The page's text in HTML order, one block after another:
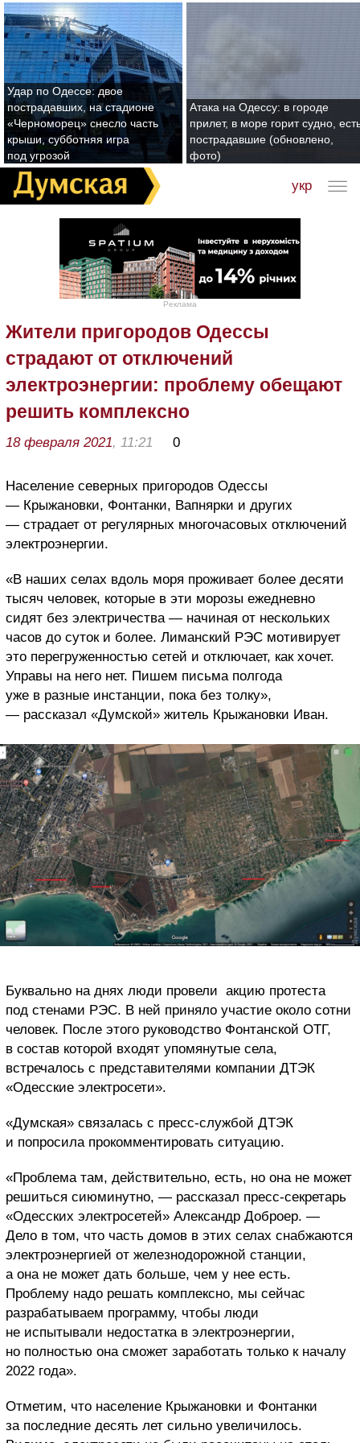
Удар по Одессе: двое
пострадавших, на стадионе
«Черноморец» снесло часть
крыши, субботняя игра
под угрозой
Атака на Одессу: в городе
прилет, в море горит судно,
пострадавшие (обновлено,
фото)
укр
Реклама
Жители пригородов Одессы
страдают от отключений
электроэнергии: проблему обещают
решить комплексно
18 февраля 2021, 11:21 0
Население северных пригородов Одессы
— Крыжановки, Фонтанки, Вапнярки и других
— страдает от регулярных многочасовых отключений
электроэнергии.
«В наших селах вдоль моря проживает более десяти
тысяч человек, которые в эти морозы ежедневно
сидят без электричества — начиная от нескольких
часов до суток и более. Лиманский РЭС мотивирует
это перегруженностью сетей и отключает, как хочет.
Управы на него нет. Пишем письма полгода
уже в разные инстанции, пока без толку»,
— рассказал «Думской» житель Крыжановки Иван.
Буквально на днях люди провели акцию протеста
под стенами РЭС. В ней приняло участие около сотни
человек. После этого руководство Фонтанской ОТГ,
в состав которой входят упомянутые села,
встречалось с представителями компании ДТЭК
«Одесские электросети».
«Думская» связалась с пресс-службой ДТЭК
и попросила прокомментировать ситуацию.
«Проблема там, действительно, есть, но она не может
решиться сиюминутно, — рассказал пресс-секретарь
«Одесских электросетей» Александр Доброер. —
Дело в том, что часть домов в этих селах снабжаются
электроэнергией от железнодорожной станции,
а она не может дать больше, чем у нее есть.
Проблему надо решать комплексно, мы сейчас
разрабатываем программу, чтобы люди
не испытывали недостатка в электроэнергии,
но полностью она сможет заработать только к началу
2022 года».
Отметим, что население Крыжановки и Фонтанки
за последние десять лет сильно увеличилось.